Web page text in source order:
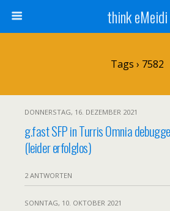
think eMeidi
Tags › 7582
DONNERSTAG, 16. DEZEMBER 2021
g.fast SFP in Turris Omnia
(leider erfolglos)
2 ANTWORTEN
SONNTAG, 10. OKTOBER 2021